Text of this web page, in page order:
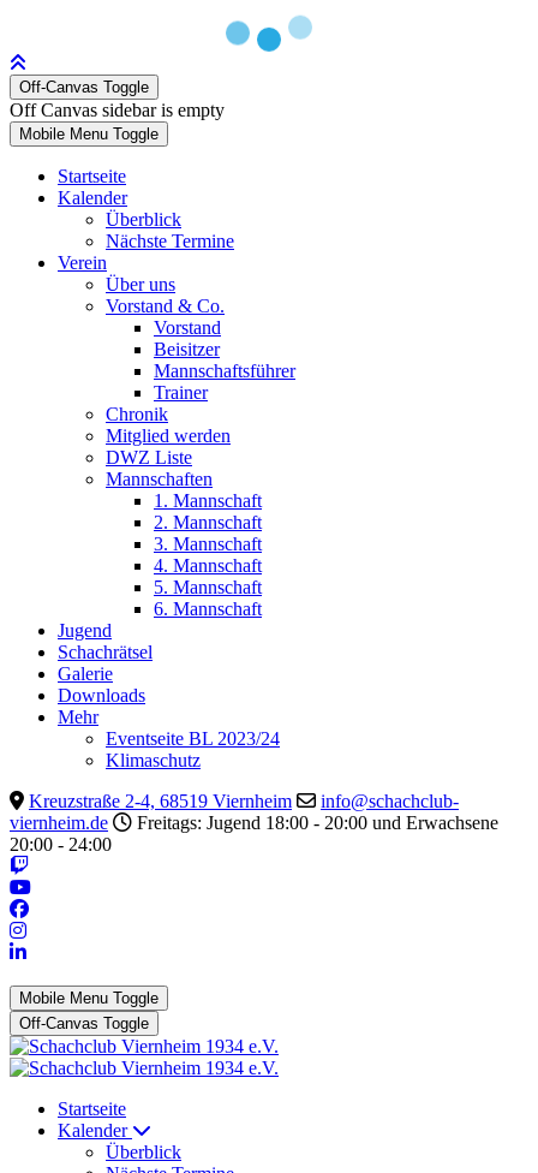
Off-Canvas Toggle
Off Canvas sidebar is empty
Mobile Menu Toggle
Startseite
Kalender
Überblick
Nächste Termine
Verein
Über uns
Vorstand & Co.
Vorstand
Beisitzer
Mannschaftsführer
Trainer
Chronik
Mitglied werden
DWZ Liste
Mannschaften
1. Mannschaft
2. Mannschaft
3. Mannschaft
4. Mannschaft
5. Mannschaft
6. Mannschaft
Jugend
Schachrätsel
Galerie
Downloads
Mehr
Eventseite BL 2023/24
Klimaschutz
Kreuzstraße 2-4, 68519 Viernheim
info@schachclub-
viernheim.de
Freitags: Jugend 18:00 - 20:00 und Erwachsene
20:00 - 24:00
Mobile Menu Toggle
Off-Canvas Toggle
Startseite
Kalender
Überblick